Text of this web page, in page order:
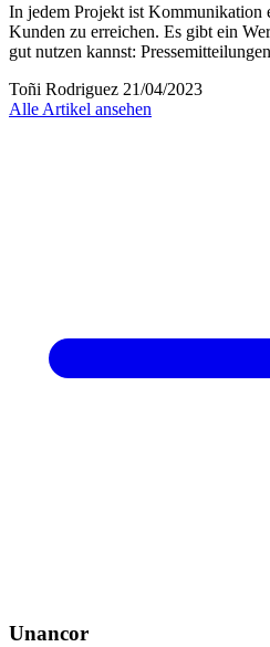
In jedem Projekt ist Kommunikation
Kunden zu erreichen. Es gibt ein
gut nutzen kannst:
Toñi Rodriguez 21/04/2023
Alle Artikel ansehen
Unancor